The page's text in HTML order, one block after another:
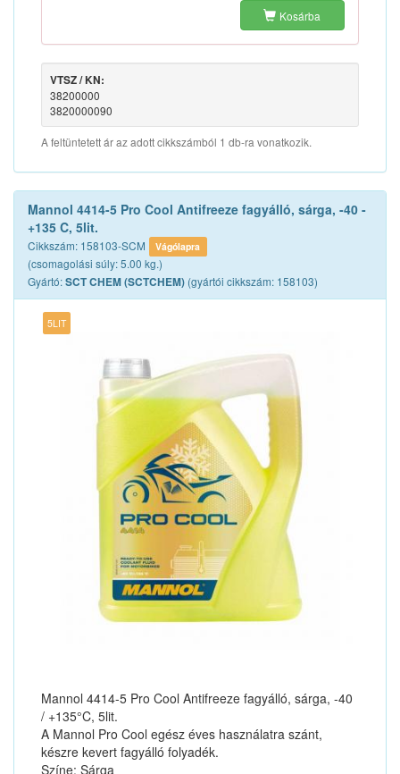
Kosárba
VTSZ / KN:
38200000
3820000090
A feltüntetett ár az adott cikkszámból 1 db-ra vonatkozik.
Mannol 4414-5 Pro Cool Antifreeze fagyálló, sárga, -40 -
+135 C, 5lit.
Cikkszám: 158103-SCM Vágólapra
(csomagolási súly: 5.00 kg.)
Gyártó:SCT CHEM (SCTCHEM) (gyártói cikkszám: 158103)
5LIT
Mannol 4414-5 Pro Cool Antifreeze fagyálló, sárga, -40
/ +135°C, 5lit.
A Mannol Pro Cool egész éves használatra szánt,
készre kevert fagyálló folyadék.
Színe: Sárga